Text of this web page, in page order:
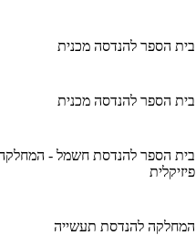
בית הספר להנדסה מכנית
בית הספר להנדסה מכנית
בית הספר להנדסת חשמל -
פיזיקלית
המחלקה להנדסת תעשייה